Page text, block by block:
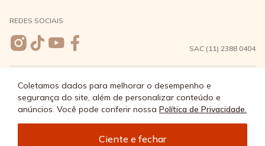
Coletamos dados para melhorar o desempenho e
segurança do site, além de personalizar conteúdo e
anúncios. Você pode conferir nossa Política de Privacidade.
Ciente e fechar
Adicionar à sacola
Wishlist
Entrega e Frete
Trocas e Devoluções
Direito de Arrependimento
REDES SOCIAIS
SAC (11) 2388 0404
FORMAS DE PAGAMENTO